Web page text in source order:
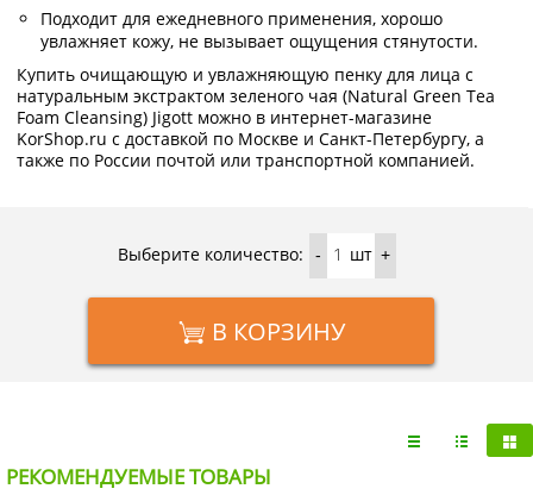
Подходит для ежедневного применения, хорошо
увлажняет кожу, не вызывает ощущения стянутости.
Купить очищающую и увлажняющую пенку для лица с
натуральным экстрактом зеленого чая (Natural Green Tea
Foam Cleansing) Jigott можно в интернет-магазине
KorShop.ru с доставкой по Москве и Санкт-Петербургу, а
также по России почтой или транспортной компанией.
Выберите количество: - шт +
В КОРЗИНУ
РЕКОМЕНДУЕМЫЕ ТОВАРЫ